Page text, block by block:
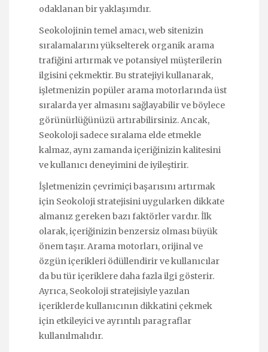
odaklanan bir yaklaşımdır.
Seokolojinin temel amacı, web sitenizin
sıralamalarını yükselterek organik arama
trafiğini artırmak ve potansiyel müşterilerin
ilgisini çekmektir. Bu stratejiyi kullanarak,
işletmenizin popüler arama motorlarında üst
sıralarda yer almasını sağlayabilir ve böylece
görünürlüğünüzü artırabilirsiniz. Ancak,
Seokoloji sadece sıralama elde etmekle
kalmaz, aynı zamanda içeriğinizin kalitesini
ve kullanıcı deneyimini de iyileştirir.
İşletmenizin çevrimiçi başarısını artırmak
için Seokoloji stratejisini uygularken dikkate
almanız gereken bazı faktörler vardır. İlk
olarak, içeriğinizin benzersiz olması büyük
önem taşır. Arama motorları, orijinal ve
özgün içerikleri ödüllendirir ve kullanıcılar
da bu tür içeriklere daha fazla ilgi gösterir.
Ayrıca, Seokoloji stratejisiyle yazılan
içeriklerde kullanıcının dikkatini çekmek
için etkileyici ve ayrıntılı paragraflar
kullanılmalıdır.